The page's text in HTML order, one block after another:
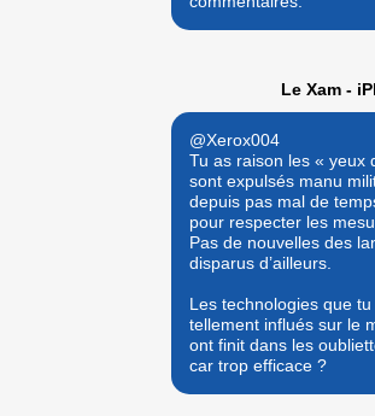
Le Xam -
@Xerox004
Tu as raison les « yeux
sont expulsés manu
depuis pas mal de
pour respecter les
Pas de nouvelles des
disparus d’ailleurs.
Les technologies que
tellement influés sur le
ont finit dans les
car trop efficace ?